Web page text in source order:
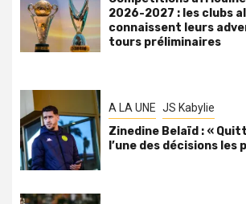
2026-2027 : les clubs
connaissent leurs
tours préliminaires
A LA UNE JS Kabylie
Zinedine Belaïd : «
l’une des décisions les